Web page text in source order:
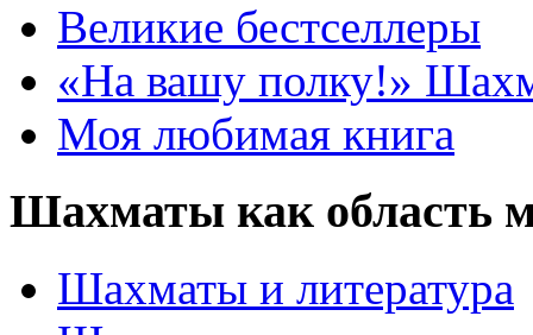
Великие бестселлеры
«На вашу полку!»
Моя любимая книга
Шахматы как область
Шахматы и литература